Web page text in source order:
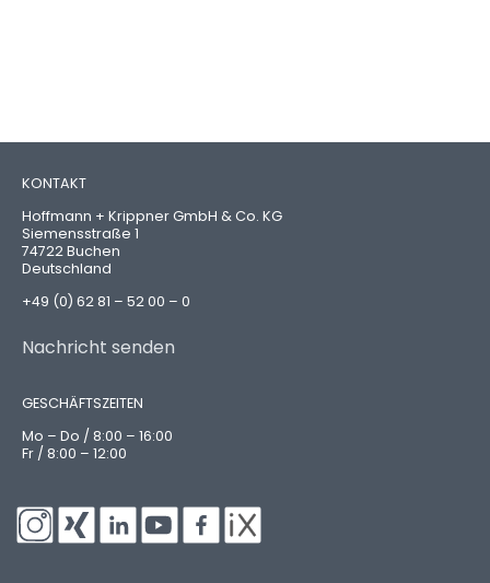
KONTAKT
Hoffmann + Krippner GmbH & Co. KG
Siemensstraße 1
74722 Buchen
Deutschland
+49 (0) 62 81 – 52 00 – 0
Nachricht senden
GESCHÄFTSZEITEN
Mo – Do / 8:00 – 16:00
Fr / 8:00 – 12:00